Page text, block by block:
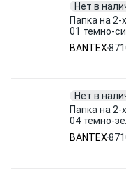
Нет в
Папка на 2-
01 темно-
BANTEX
Нет в
Папка на 2-
04 темно-
BANTEX